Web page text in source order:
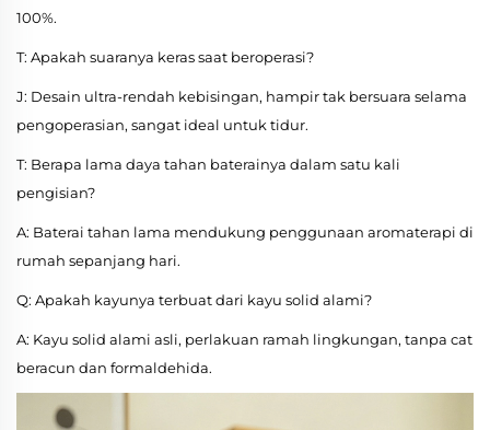
100%.
T: Apakah suaranya keras saat beroperasi?
J: Desain ultra-rendah kebisingan, hampir tak bersuara selama
pengoperasian, sangat ideal untuk tidur.
T: Berapa lama daya tahan baterainya dalam satu kali
pengisian?
A: Baterai tahan lama mendukung penggunaan aromaterapi di
rumah sepanjang hari.
Q: Apakah kayunya terbuat dari kayu solid alami?
A: Kayu solid alami asli, perlakuan ramah lingkungan, tanpa cat
beracun dan formaldehida.